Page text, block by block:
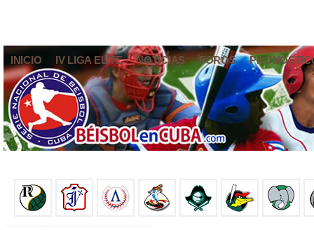
INICIO IV LIGA ELITE NOTICIAS FOROS